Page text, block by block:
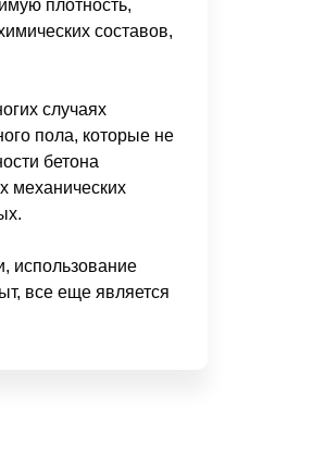
плотность,
составов,
случаях
пола, которые не
бетона
механических
использование
все еще является